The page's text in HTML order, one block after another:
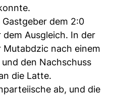
dem 2:0
dem Ausgleich. In der
nach einem
den Nachschuss
die Latte.
ab, und die